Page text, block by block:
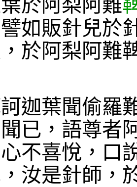
於阿梨阿難
如販針兒於
於阿梨阿難
迦葉聞偷羅
已，語尊者
不喜悅，口
汝是針師，